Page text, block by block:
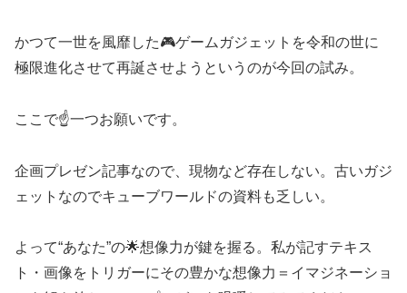
かつて一世を風靡した🎮ゲームガジェットを令和の世に
極限進化させて再誕させようというのが今回の試み。
ここで☝️一つお願いです。
企画プレゼン記事なので、現物など存在しない。古いガジ
ェットなのでキューブワールドの資料も乏しい。
よって“あなた”の🌟想像力が鍵を握る。私が記すテキス
ト・画像をトリガーにその豊かな想像力＝イマジネーショ